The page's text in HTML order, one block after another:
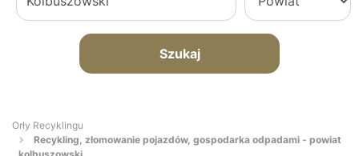
Szukaj
Orły Recyklingu
Recykling, złomowanie pojazdów, gospodarka odpadami - powiat